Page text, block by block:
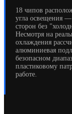
18 чипов
угла освещения —
сторон без
Несмотря на
охлаждения
алюминиевая
безопасном
пластиковому
работе.